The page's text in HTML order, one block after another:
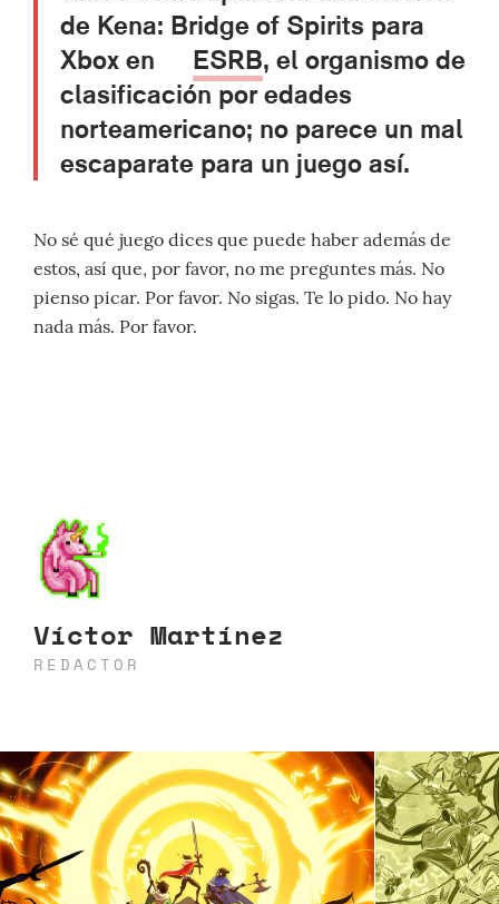
de Kena: Bridge of Spirits para
Xbox en ESRB, el organismo de
clasificación por edades
norteamericano; no parece un mal
escaparate para un juego así.
No sé qué juego dices que puede haber además de
estos, así que, por favor, no me preguntes más. No
pienso picar. Por favor. No sigas. Te lo pido. No hay
nada más. Por favor.
Víctor Martínez
REDACTOR